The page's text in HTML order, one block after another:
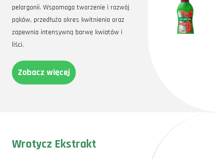
pelargonii. Wspomaga tworzenie i rozwój
pąków, przedłuża okres kwitnienia oraz
zapewnia intensywną barwę kwiatów i
liści.
Zobacz więcej
Wrotycz Ekstrakt